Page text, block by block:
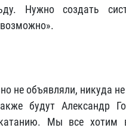
Нужно создать
не объявляли, никуда
будут Александр
Мы все хотим